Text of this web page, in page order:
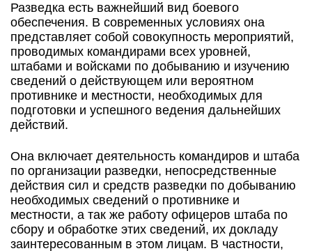
Разведка есть важнейший вид боевого
обеспечения. В современных условиях она
представляет собой совокупность мероприятий,
проводимых командирами всех уровней,
штабами и войсками по добыванию и изучению
сведений о действующем или вероятном
противнике и местности, необходимых для
подготовки и успешного ведения дальнейших
действий.
Она включает деятельность командиров и штаба
по организации разведки, непосредственные
действия сил и средств разведки по добыванию
необходимых сведений о противнике и
местности, а так же работу офицеров штаба по
сбору и обработке этих сведений, их докладу
заинтересованным в этом лицам. В частности,